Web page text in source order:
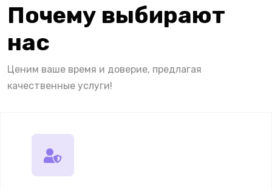
Почему выбирают
нас
Ценим ваше время и доверие, предлагая
качественные услуги!